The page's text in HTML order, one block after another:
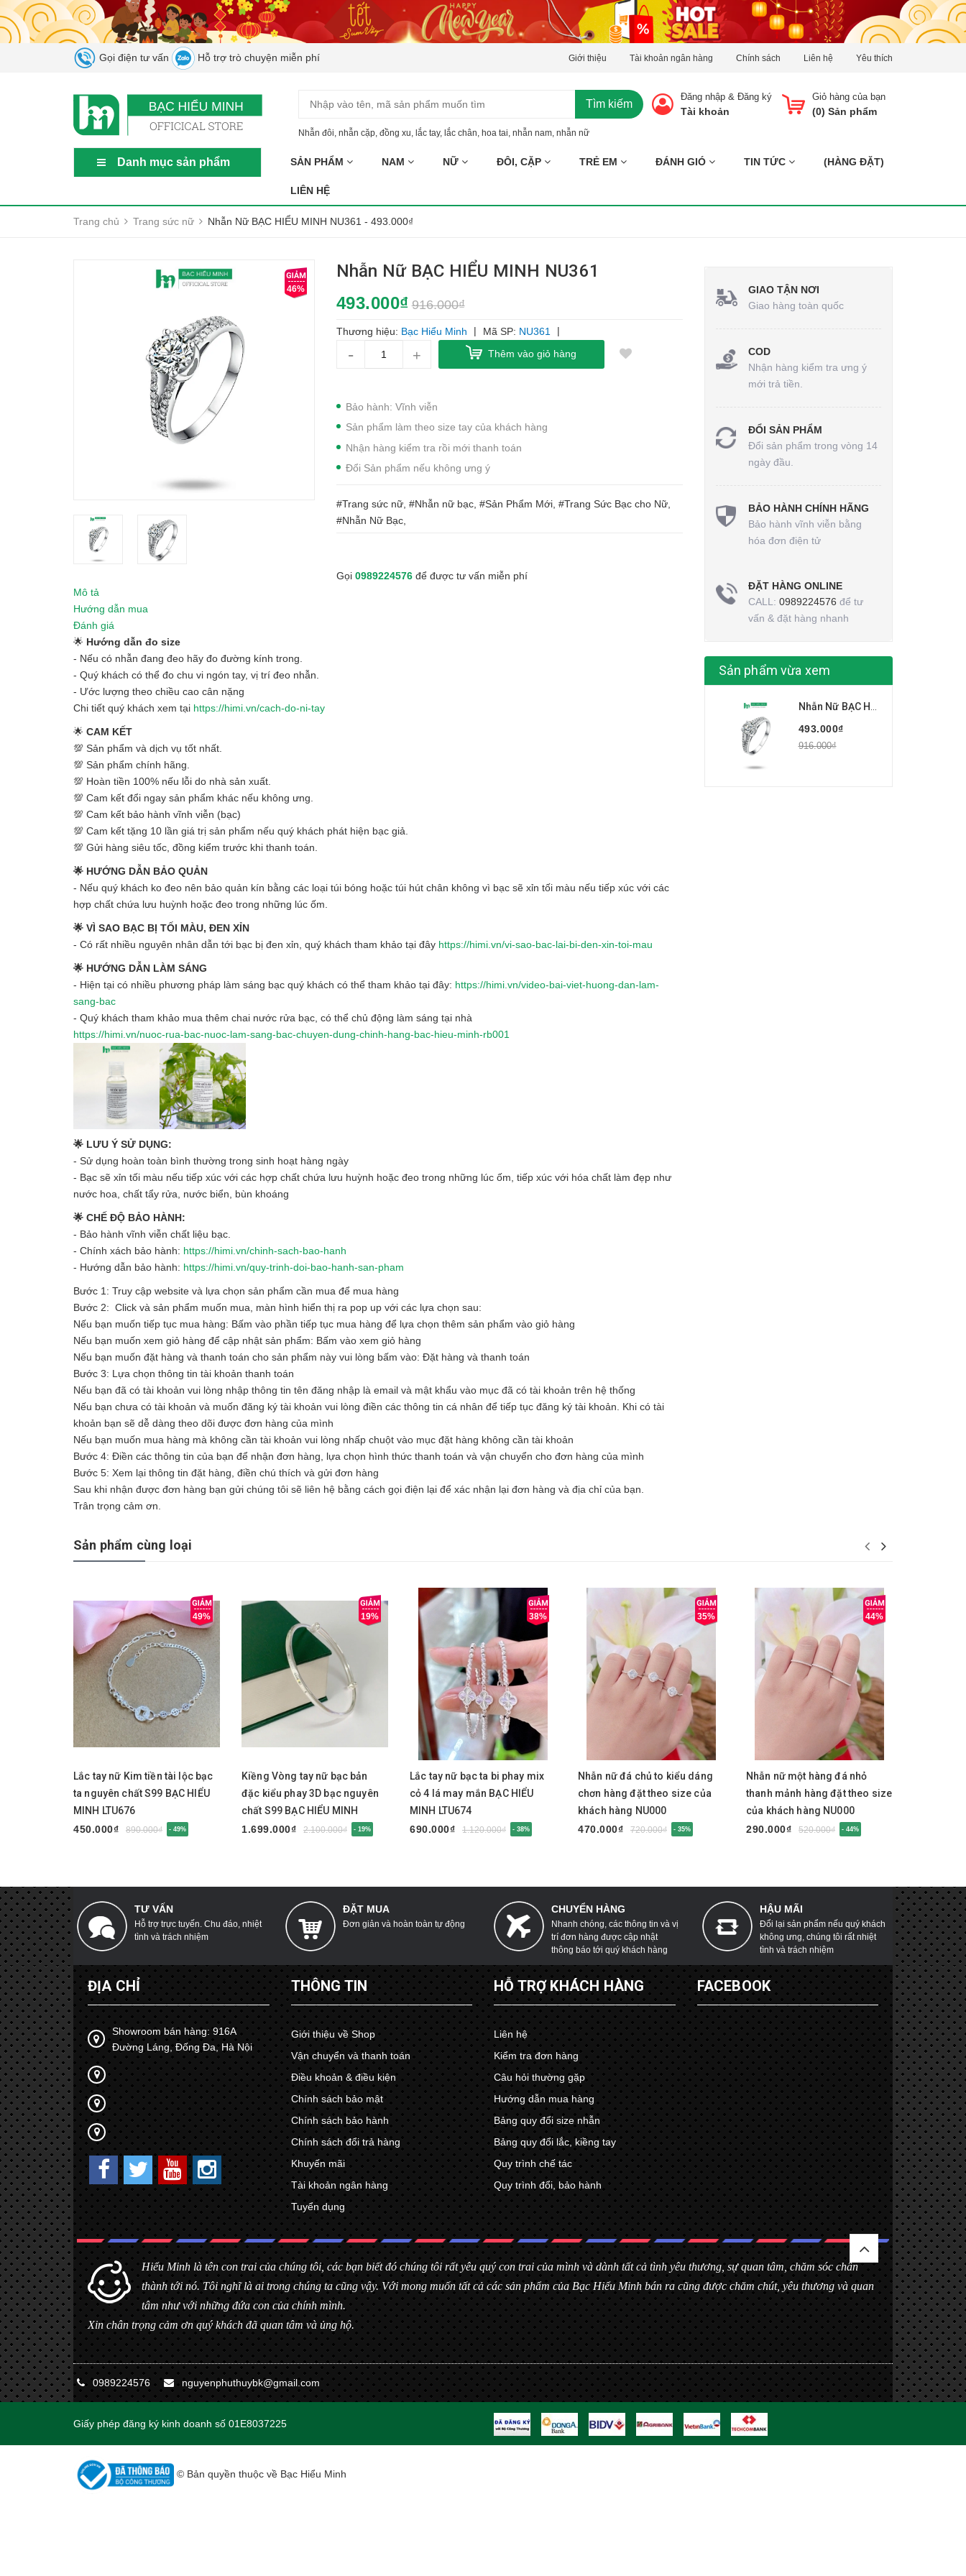
Gọi điện tư vấn Hỗ trợ trò chuyện miễn phí Giới thiệu Tài khoản ngân hàng Chính sách Liên hệ Yêu thích
Tìm kiếm
Nhẫn đôi nhẫn cặp đồng xu lắc tay, lắc chân hoa tai nhẫn nam nhẫn nữ
Giỏ hàng của bạn
(0) Sản phẩm
Đăng nhập & Đăng ký
Tài khoản
Danh mục sản phẩm SẢN PHẨM NAM NỮ ĐÔI, CẶP TRẺ EM ĐÁNH GIÓ TIN TỨC (HÀNG ĐẶT)
LIÊN HỆ
Trang chủ Trang sức nữ Nhẫn Nữ BẠC HIỂU MINH NU361 - 493.000₫
46%
Nhẫn Nữ BẠC HIỂU MINH NU361
493.000₫ 916.000₫
Thương hiệu: Bạc Hiểu Minh | Mã SP: NU361 |
- + Thêm vào giỏ hàng
Bảo hành: Vĩnh viễn
Sản phẩm làm theo size tay của khách hàng
Nhận hàng kiểm tra rồi mới thanh toán
Đổi Sản phẩm nếu không ưng ý
#Trang sức nữ, #Nhẫn nữ bạc, #Sản Phẩm Mới, #Trang Sức Bạc cho Nữ,
#Nhẫn Nữ Bạc,
Gọi 0989224576để được tư vấn miễn phí
Mô tả
Hướng dẫn mua
Đánh giá
🌟 Hướng dẫn đo size
- Nếu có nhẫn đang đeo hãy đo đường kính trong.
- Quý khách có thể đo chu vi ngón tay, vị trí đeo nhẫn.
- Ước lượng theo chiều cao cân nặng
Chi tiết quý khách xem tại https://himi.vn/cach-do-ni-tay
🌟 CAM KẾT
💯 Sản phẩm và dịch vụ tốt nhất.
💯 Sản phẩm chính hãng.
💯 Hoàn tiền 100% nếu lỗi do nhà sản xuất.
💯 Cam kết đổi ngay sản phẩm khác nếu không ưng.
💯 Cam kết bảo hành vĩnh viễn (bạc)
💯 Cam kết tặng 10 lần giá trị sản phẩm nếu quý khách phát hiện bạc giả.
💯 Gửi hàng siêu tốc, đồng kiểm trước khi thanh toán.
🌟 HƯỚNG DẪN BẢO QUẢN
- Nếu quý khách ko đeo nên bảo quản kín bằng các loại túi bóng hoặc túi hút chân không vì bạc sẽ xỉn tối màu nếu tiếp xúc với các
hợp chất chứa lưu huỳnh hoặc đeo trong những lúc ốm.
🌟 VÌ SAO BẠC BỊ TỐI MÀU, ĐEN XỈN
- Có rất nhiều nguyên nhân dẫn tới bạc bị đen xỉn, quý khách tham khảo tại đây https://himi.vn/vi-sao-bac-lai-bi-den-xin-toi-mau
🌟 HƯỚNG DẪN LÀM SÁNG
- Hiện tại có nhiều phương pháp làm sáng bạc quý khách có thể tham khảo tại đây: https://himi.vn/video-bai-viet-huong-dan-lam-
sang-bac
- Quý khách tham khảo mua thêm chai nước rửa bạc, có thể chủ động làm sáng tại nhà
https://himi.vn/nuoc-rua-bac-nuoc-lam-sang-bac-chuyen-dung-chinh-hang-bac-hieu-minh-rb001
🌟 LƯU Ý SỬ DỤNG:
- Sử dụng hoàn toàn bình thường trong sinh hoạt hàng ngày
- Bạc sẽ xỉn tối màu nếu tiếp xúc với các hợp chất chứa lưu huỳnh hoặc đeo trong những lúc ốm, tiếp xúc với hóa chất làm đẹp như
nước hoa, chất tẩy rửa, nước biển, bùn khoáng
🌟 CHẾ ĐỘ BẢO HÀNH:
- Bảo hành vĩnh viễn chất liệu bạc.
- Chính xách bảo hành: https://himi.vn/chinh-sach-bao-hanh
- Hướng dẫn bảo hành: https://himi.vn/quy-trinh-doi-bao-hanh-san-pham
Bước 1: Truy cập website và lựa chọn sản phẩm cần mua để mua hàng
Bước 2: Click và sản phẩm muốn mua, màn hình hiển thị ra pop up với các lựa chọn sau:
Nếu bạn muốn tiếp tục mua hàng: Bấm vào phần tiếp tục mua hàng để lựa chọn thêm sản phẩm vào giỏ hàng
Nếu bạn muốn xem giỏ hàng để cập nhật sản phẩm: Bấm vào xem giỏ hàng
Nếu bạn muốn đặt hàng và thanh toán cho sản phẩm này vui lòng bấm vào: Đặt hàng và thanh toán
Bước 3: Lựa chọn thông tin tài khoản thanh toán
Nếu bạn đã có tài khoản vui lòng nhập thông tin tên đăng nhập là email và mật khẩu vào mục đã có tài khoản trên hệ thống
Nếu bạn chưa có tài khoản và muốn đăng ký tài khoản vui lòng điền các thông tin cá nhân để tiếp tục đăng ký tài khoản. Khi có tài
khoản bạn sẽ dễ dàng theo dõi được đơn hàng của mình
Nếu bạn muốn mua hàng mà không cần tài khoản vui lòng nhấp chuột vào mục đặt hàng không cần tài khoản
Bước 4: Điền các thông tin của bạn để nhận đơn hàng, lựa chọn hình thức thanh toán và vận chuyển cho đơn hàng của mình
Bước 5: Xem lại thông tin đặt hàng, điền chú thích và gửi đơn hàng
Sau khi nhận được đơn hàng bạn gửi chúng tôi sẽ liên hệ bằng cách gọi điện lại để xác nhận lại đơn hàng và địa chỉ của bạn.
Trân trọng cảm ơn.
GIAO TẬN NƠI
Giao hàng toàn quốc
COD
Nhận hàng kiểm tra ưng ý
mới trả tiền.
ĐỔI SẢN PHẨM
Đổi sản phẩm trong vòng 14
ngày đầu.
BẢO HÀNH CHÍNH HÃNG
Bảo hành vĩnh viễn bằng
hóa đơn điện tử
ĐẶT HÀNG ONLINE
CALL: 0989224576 để tư
vấn & đặt hàng nhanh
Sản phẩm vừa xem
493.000₫
916.000₫
Sản phẩm cùng loại
49%
Lắc tay nữ Kim tiền tài lộc bạc
ta nguyên chất S99 BẠC HIỂU
MINH LTU676
450.000₫
890.000₫ - 49%
19%
Kiềng Vòng tay nữ bạc bản
đặc kiểu phay 3D bạc nguyên
chất S99 BẠC HIỂU MINH
LTU675
1.699.000₫ 2.100.000₫ - 19%
38%
Lắc tay nữ bạc ta bi phay mix
cỏ 4 lá may mắn BẠC HIỂU
MINH LTU674
690.000₫
1.120.000₫ - 38%
Mua ngay
35%
Nhẫn nữ đá chủ to kiểu dáng
chơn hàng đặt theo size của
khách hàng NU000
470.000₫
720.000₫ - 35%
44%
Nhẫn nữ một hàng đá nhỏ
thanh mảnh hàng đặt theo size
của khách hàng NU000
290.000₫
520.000₫ - 44%
TƯ VẤN
Hỗ trợ trực tuyến. Chu đáo, nhiệt
tình và trách nhiệm
ĐẶT MUA
Đơn giản và hoàn toàn tự động
CHUYỂN HÀNG
Nhanh chóng, các thông tin và vị
trí đơn hàng được cập nhật
thông báo tới quý khách hàng
HẬU MÃI
Đổi lại sản phẩm nếu quý khách
không ưng, chúng tôi rất nhiệt
tình và trách nhiệm
ĐỊA CHỈ
Showroom bán hàng: 916A
Đường Láng, Đống Đa, Hà Nội
THÔNG TIN
Giới thiệu về Shop
Vận chuyển và thanh toán
Điều khoản & điều kiện
Chính sách bảo mật
Chính sách bảo hành
Chính sách đổi trả hàng
Khuyến mãi
Tài khoản ngân hàng
Tuyển dụng
HỖ TRỢ KHÁCH HÀNG
Liên hệ
Kiểm tra đơn hàng
Câu hỏi thường gặp
Hướng dẫn mua hàng
Bảng quy đổi size nhẫn
Bảng quy đổi lắc, kiềng tay
Quy trình chế tác
Quy trình đổi, bảo hành
FACEBOOK
Hiểu Minh là tên con trai của chúng tôi, các bạn biết đó chúng tôi rất yêu quý con trai của mình và dành tất cả tình yêu thương, sự quan tâm, chăm sóc chân
thành tới nó. Tôi nghĩ là ai trong chúng ta cũng vậy. Với mong muốn tất cả các sản phẩm của Bạc Hiểu Minh bán ra cũng được chăm chút, yêu thương và quan
tâm như với những đứa con của chính mình.
Xin chân trọng cảm ơn quý khách đã quan tâm và ủng hộ.
0989224576 nguyenphuthuybk@gmail.com
Giấy phép đăng ký kinh doanh số 01E8037225
© Bản quyền thuộc về Bạc Hiểu Minh